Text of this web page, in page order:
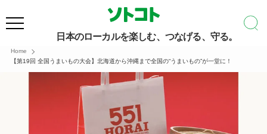
日本のローカルを楽しむ、つなげる、守る。
Home
【第19回 全国うまいもの大会】北海道から沖縄まで全国の“うまいもの”が一堂に！